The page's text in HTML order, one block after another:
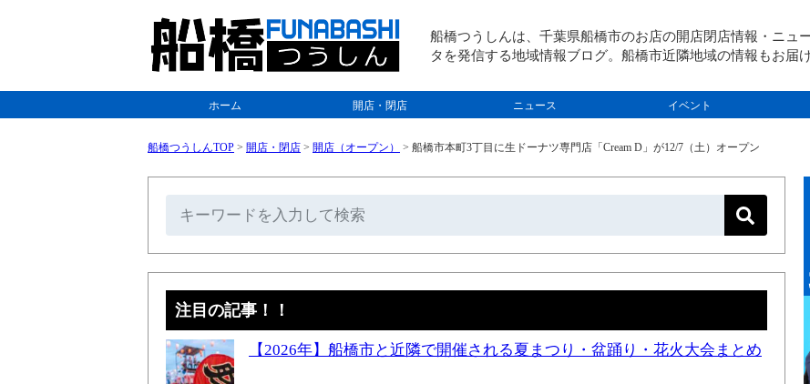
船橋つうしんは、千葉県船橋市のお店の開店閉店情報・ニュ
タを発信する地域情報ブログ。船橋市近隣地域の情報もお届け
ホーム 開店・閉店 ニュース イベント
船橋つうしんTOP > 開店・閉店 > 開店（オープン） > 船橋市本町3丁目に生ドーナツ専門店「Cream D」が12/7（土）オープン
注目の記事！！
【2026年】船橋市と近隣で開催される夏まつり・盆踊り・花火大会まとめ